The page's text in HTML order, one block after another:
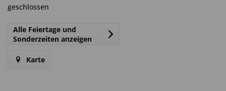
geschlossen
Alle Feiertage und
Sonderzeiten anzeigen
Karte